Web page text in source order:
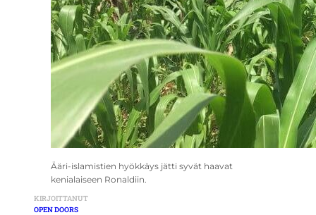
Ääri-islamistien hyökkäys jätti syvät haavat
kenialaiseen Ronaldiin.
KIRJOITTANUT
OPEN DOORS